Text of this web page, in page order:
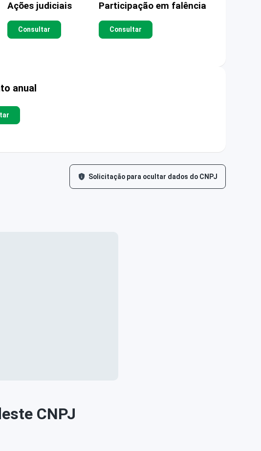
Ações judiciais
Consultar
Participação em falência
Consultar
anual
Solicitação para ocultar dados do CNPJ
CNPJ